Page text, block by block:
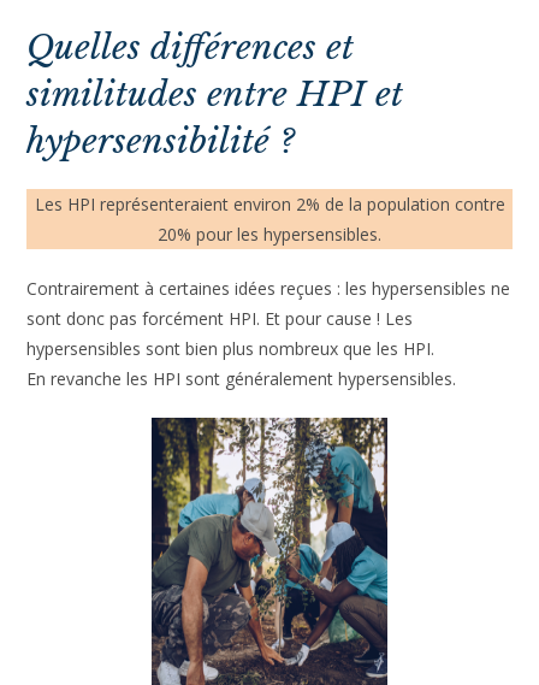
équipes» etc…
Lire aussi :Comment vivre sereinement avec sa forte
empathie ?
Quelles différences et
similitudes entre HPI et
hypersensibilité ?
Les HPI représenteraient environ 2% de la population
contre 20% pour les hypersensibles.
Contrairement à certaines idées reçues : les hypersensibles
ne sont donc pas forcément HPI. Et pour cause ! Les
hypersensibles sont bien plus nombreux que les HPI.
En revanche les HPI sont généralement hypersensibles.